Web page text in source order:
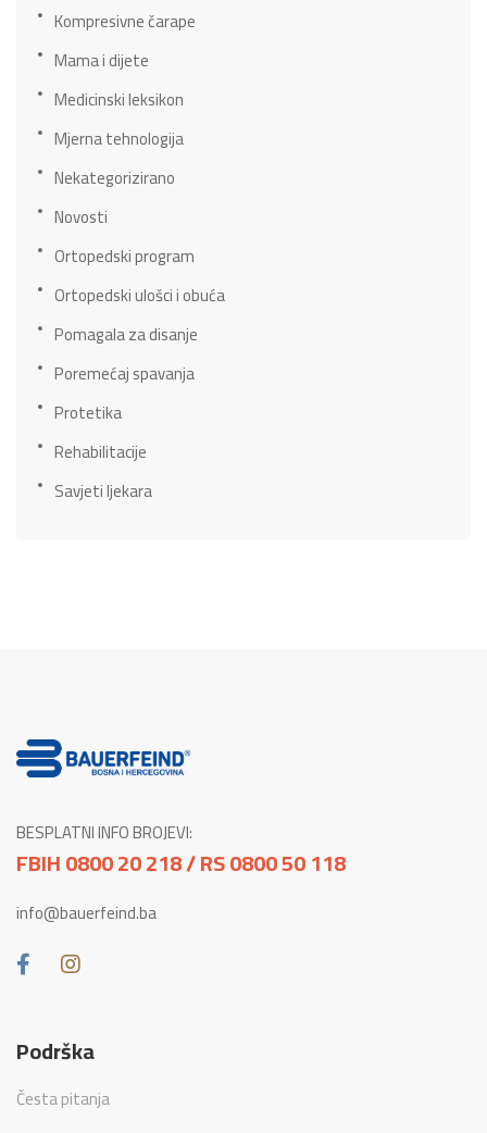
Kompresivne čarape
Mama i dijete
Medicinski leksikon
Mjerna tehnologija
Nekategorizirano
Novosti
Ortopedski program
Ortopedski ulošci i obuća
Pomagala za disanje
Poremećaj spavanja
Protetika
Rehabilitacije
Savjeti ljekara
BESPLATNI INFO BROJEVI:
FBIH 0800 20 218 / RS 0800 50 118
info@bauerfeind.ba
Podrška
Česta pitanja